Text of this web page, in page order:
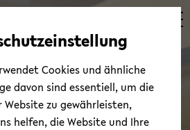
Automatische
vermeiden
zum
wechseln
zum
wechseln
zum
wechseln
Cookies und ähnliche
davon sind essentiell, um die
zu gewährleisten,
helfen, die Website und Ihre